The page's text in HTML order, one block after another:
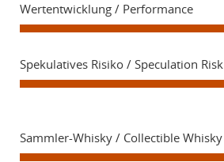
Wertentwicklung / Performance
Spekulatives Risiko / Speculation Risk
Sammler-Whisky / Collectible Whisky